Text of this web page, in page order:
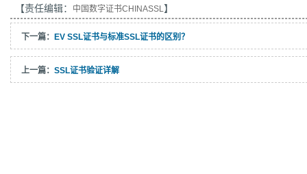
【责任编辑： 中国数字证书CHINASSL】
下一篇： EV SSL证书与标准SSL证书的区别？
上一篇： SSL证书验证详解